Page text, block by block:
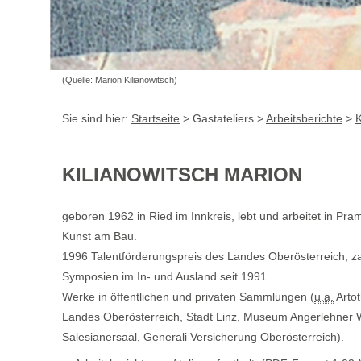
(Quelle: Marion Kilianowitsch)
Sie sind hier: Startseite > Gastateliers >Arbeitsberichte >
KILIANOWITSCH MARION
geboren 1962 in Ried im Innkreis, lebt und arbeitet in
Kunst am Bau.
1996 Talentförderungspreis des Landes Oberösterreich,
Symposien im In- und Ausland seit 1991.
Werke in öffentlichen und privaten Sammlungen (u.a.
Landes Oberösterreich, Stadt Linz, Museum Angerlehner
Salesianersaal, Generali Versicherung Oberösterreich).